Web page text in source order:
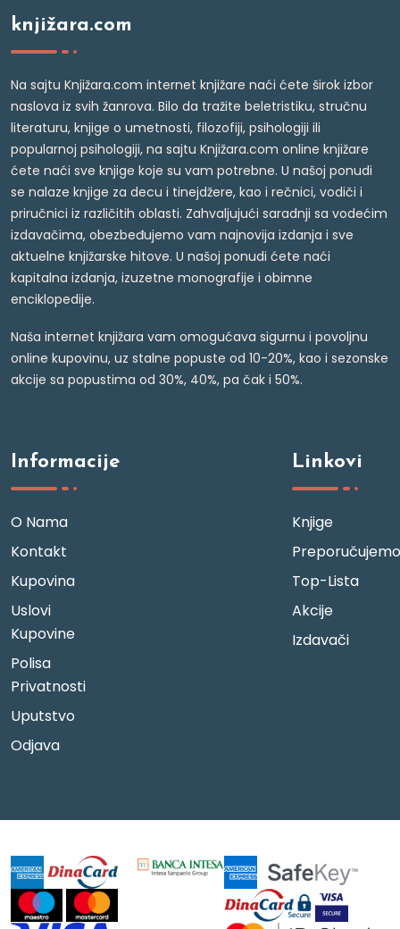
knjižara.com
Na sajtu Knjižara.com internet knjižare naći ćete širok izbor
naslova iz svih žanrova. Bilo da tražite beletristiku, stručnu
literaturu, knjige o umetnosti, filozofiji, psihologiji ili
popularnoj psihologiji, na sajtu Knjižara.com online knjižare
ćete naći sve knjige koje su vam potrebne. U našoj ponudi
se nalaze knjige za decu i tinejdžere, kao i rečnici, vodiči i
priručnici iz različitih oblasti. Zahvaljujući saradnji sa vodećim
izdavačima, obezbeđujemo vam najnovija izdanja i sve
aktuelne knjižarske hitove. U našoj ponudi ćete naći
kapitalna izdanja, izuzetne monografije i obimne
enciklopedije.
Naša internet knjižara vam omogućava sigurnu i povoljnu
online kupovinu, uz stalne popuste od 10-20%, kao i sezonske
akcije sa popustima od 30%, 40%, pa čak i 50%.
Informacije
O Nama
Kontakt
Kupovina
Uslovi
Kupovine
Polisa
Privatnosti
Uputstvo
Odjava
Linkovi
Knjige
Preporučujemo
Top-Lista
Akcije
Izdavači